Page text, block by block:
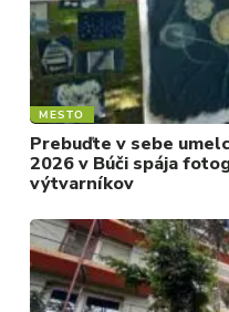
MESTO
Prebuďte v sebe
2026 v Búči spája
výtvarníkov